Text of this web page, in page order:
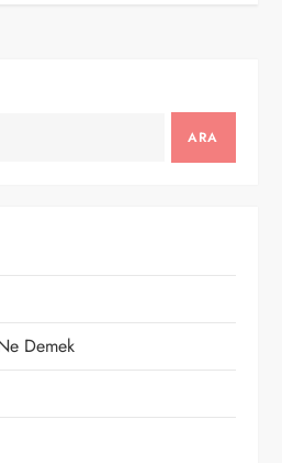
ARA
Demek